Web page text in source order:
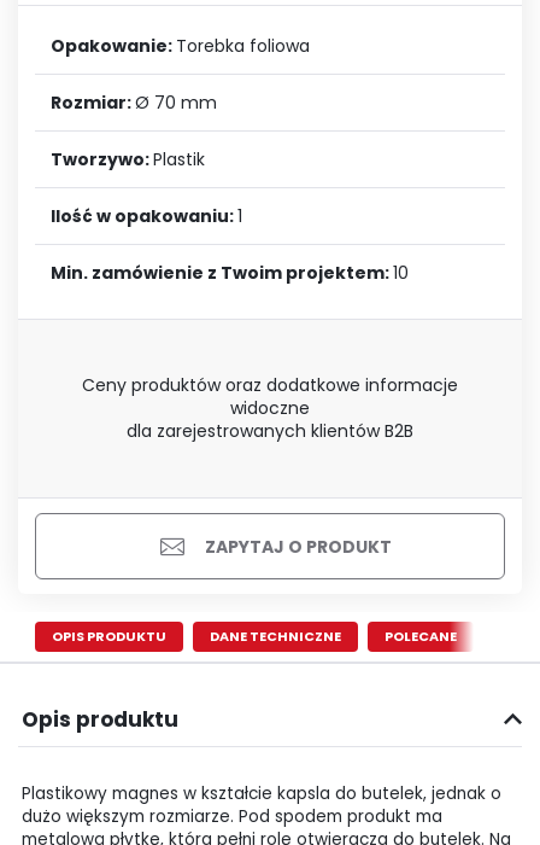
Opakowanie: Torebka foliowa
Rozmiar:Ø 70 mm
Tworzywo:Plastik
Ilość w opakowaniu:1
Min. zamówienie z Twoim projektem:10
Ceny produktów oraz dodatkowe informacje
widoczne
dla zarejestrowanych klientów B2B
ZAPYTAJ O PRODUKT
OPIS PRODUKTU DANE TECHNICZNE POLECANE
Opis produktu
Plastikowy magnes w kształcie kapsla do butelek, jednak o
dużo większym rozmiarze. Pod spodem produkt ma
metalową płytkę, która pełni rolę otwieracza do butelek. Na